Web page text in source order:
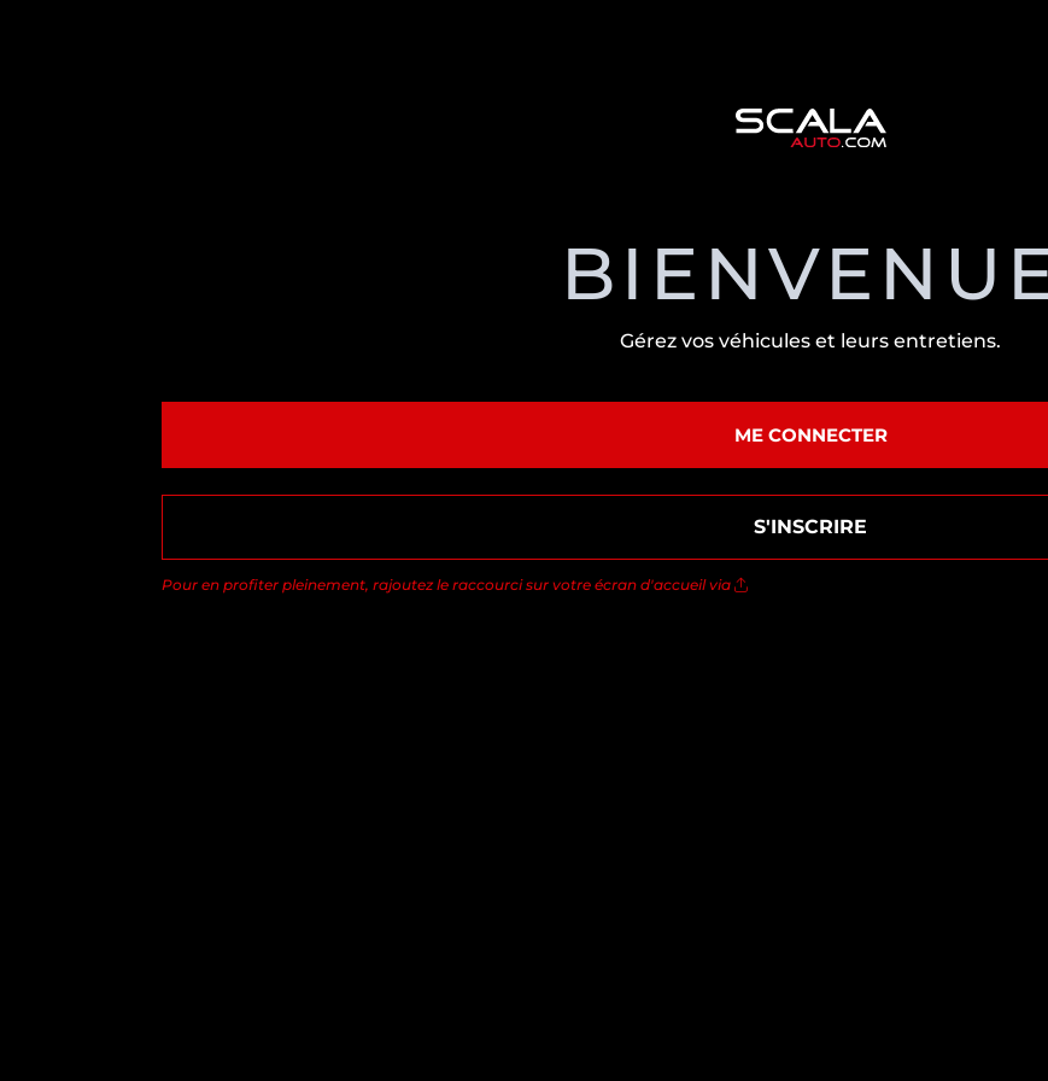
Gérez vos véhicules et leurs entretiens.
ME CONNECTER
S'INSCRIRE
Pour en profiter pleinement, rajoutez le raccourci sur votre écran d'accueil via